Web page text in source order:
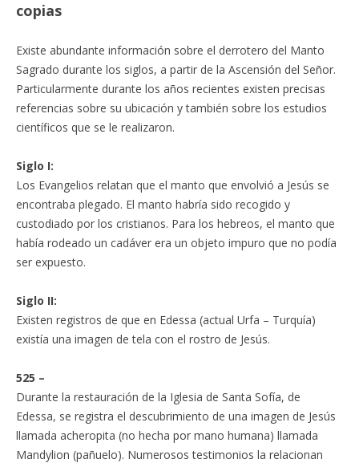
copias
Existe abundante información sobre el derrotero del Manto
Sagrado durante los siglos, a partir de la Ascensión del Señor.
Particularmente durante los años recientes existen precisas
referencias sobre su ubicación y también sobre los estudios
científicos que se le realizaron.
Siglo I:
Los Evangelios relatan que el manto que envolvió a Jesús se
encontraba plegado. El manto habría sido recogido y
custodiado por los cristianos. Para los hebreos, el manto que
había rodeado un cadáver era un objeto impuro que no podía
ser expuesto.
Siglo II:
Existen registros de que en Edessa (actual Urfa – Turquía)
existía una imagen de tela con el rostro de Jesús.
525 –
Durante la restauración de la Iglesia de Santa Sofía, de
Edessa, se registra el descubrimiento de una imagen de Jesús
llamada acheropita (no hecha por mano humana) llamada
Mandylion (pañuelo). Numerosos testimonios la relacionan